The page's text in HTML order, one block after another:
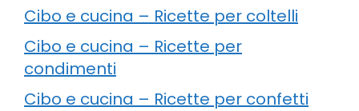
Cibo e cucina – Ricette per coltelli
Cibo e cucina – Ricette per
condimenti
Cibo e cucina – Ricette per confetti